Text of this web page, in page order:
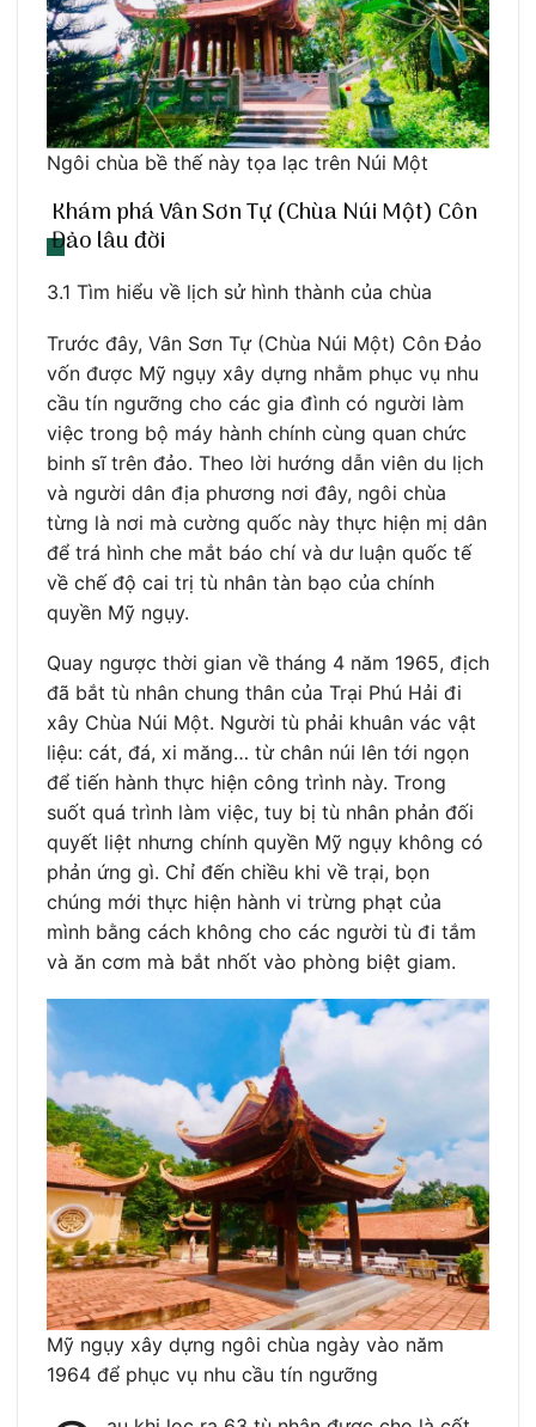
Ngôi chùa bề thế này tọa lạc trên Núi Một
Khám phá Vân Sơn Tự (Chùa Núi Một) Côn
Đảo lâu đời
3.1 Tìm hiểu về lịch sử hình thành của chùa
Trước đây, Vân Sơn Tự (Chùa Núi Một) Côn Đảo
vốn được Mỹ ngụy xây dựng nhằm phục vụ nhu
cầu tín ngưỡng cho các gia đình có người làm
việc trong bộ máy hành chính cùng quan chức
binh sĩ trên đảo. Theo lời hướng dẫn viên du lịch
và người dân địa phương nơi đây, ngôi chùa
từng là nơi mà cường quốc này thực hiện mị dân
để trá hình che mắt báo chí và dư luận quốc tế
về chế độ cai trị tù nhân tàn bạo của chính
quyền Mỹ ngụy.
Quay ngược thời gian về tháng 4 năm 1965, địch
đã bắt tù nhân chung thân của Trại Phú Hải đi
xây Chùa Núi Một. Người tù phải khuân vác vật
liệu: cát, đá, xi măng… từ chân núi lên tới ngọn
để tiến hành thực hiện công trình này. Trong
suốt quá trình làm việc, tuy bị tù nhân phản đối
quyết liệt nhưng chính quyền Mỹ ngụy không có
phản ứng gì. Chỉ đến chiều khi về trại, bọn
chúng mới thực hiện hành vi trừng phạt của
mình bằng cách không cho các người tù đi tắm
và ăn cơm mà bắt nhốt vào phòng biệt giam.
Mỹ ngụy xây dựng ngôi chùa ngày vào năm
1964 để phục vụ nhu cầu tín ngưỡng